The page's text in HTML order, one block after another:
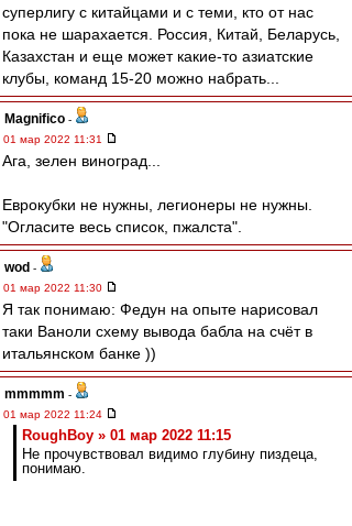
суперлигу с китайцами и с теми, кто от нас
пока не шарахается. Россия, Китай, Беларусь,
Казахстан и еще может какие-то азиатские
клубы, команд 15-20 можно набрать...
Magnifico -
01 мар 2022 11:31
Ага, зелен виноград...
Еврокубки не нужны, легионеры не нужны.
"Огласите весь список, пжалста".
wod -
01 мар 2022 11:30
Я так понимаю: Федун на опыте нарисовал
таки Ваноли схему вывода бабла на счёт в
итальянском банке ))
mmmmm -
01 мар 2022 11:24
RoughBoy » 01 мар 2022 11:15
Не прочувствовал видимо глубину пиздеца,
понимаю.